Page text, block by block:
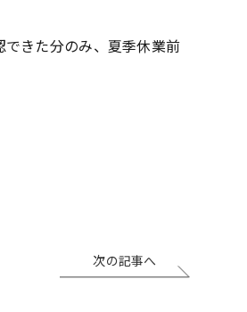
きた分のみ、夏季休業前
次の記事へ